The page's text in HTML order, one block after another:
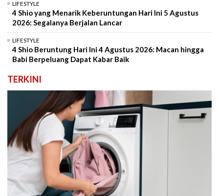
LIFESTYLE
4 Shio yang Menarik Keberuntungan Hari Ini 5 Agustus
2026: Segalanya Berjalan Lancar
LIFESTYLE
4 Shio Beruntung Hari Ini 4 Agustus 2026: Macan hingga
Babi Berpeluang Dapat Kabar Baik
TERKINI